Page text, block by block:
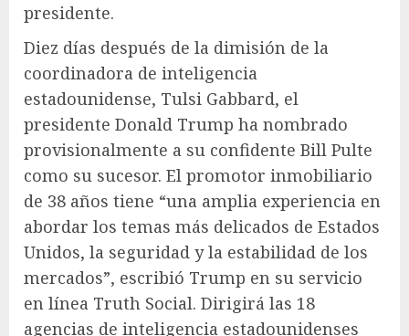
presidente.
Diez días después de la dimisión de la
coordinadora de inteligencia
estadounidense, Tulsi Gabbard, el
presidente Donald Trump ha nombrado
provisionalmente a su confidente Bill Pulte
como su sucesor. El promotor inmobiliario
de 38 años tiene “una amplia experiencia en
abordar los temas más delicados de Estados
Unidos, la seguridad y la estabilidad de los
mercados”, escribió Trump en su servicio
en línea Truth Social. Dirigirá las 18
agencias de inteligencia estadounidenses